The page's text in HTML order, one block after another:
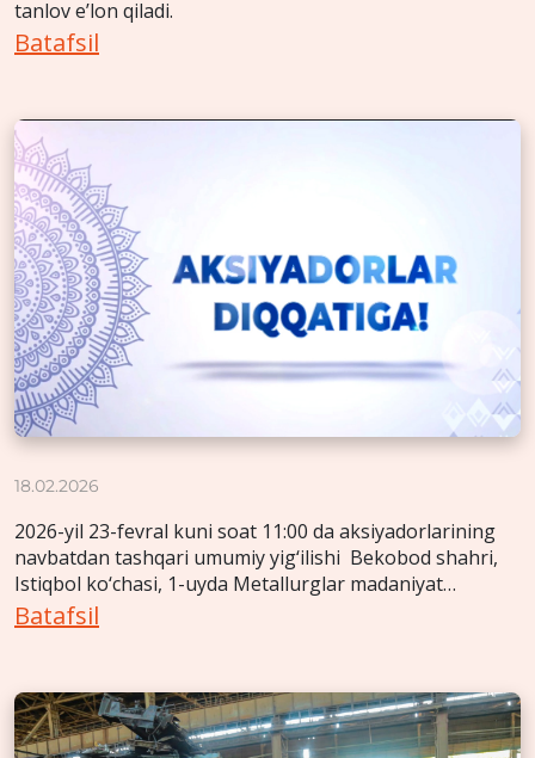
tanlov e’lon qiladi.
Batafsil
18.02.2026
2026-yil 23-fevral kuni soat 11:00 da aksiyadorlarining
navbatdan tashqari umumiy yig‘ilishi Bekobod shahri,
Istiqbol ko‘chasi, 1-uyda Metallurglar madaniyat
saroyida o‘tkaziladi.
Batafsil